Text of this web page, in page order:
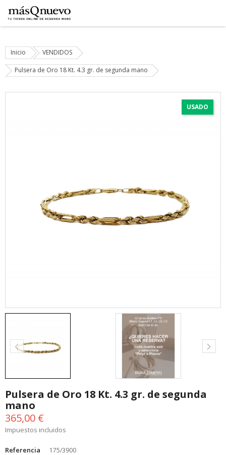
Inicio VENDIDOS
Pulsera de Oro 18 Kt. 4.3 gr. de segunda mano
USADO
Pulsera de Oro 18 Kt. 4.3 gr. de segunda
mano
365,00 €
Impuestos incluidos
Referencia 175/3900